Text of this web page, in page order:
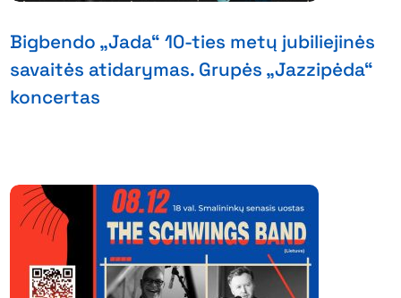
Bigbendo „Jada“ 10-ties metų jubiliejinės
savaitės atidarymas. Grupės „Jazzipėda“
koncertas